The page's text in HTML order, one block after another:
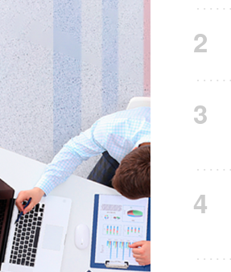
2
3
4